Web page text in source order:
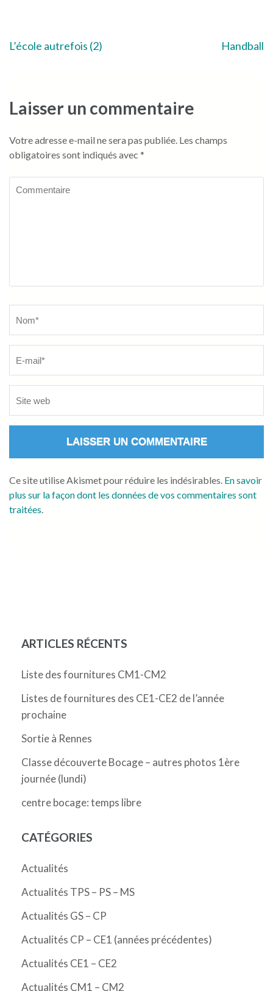
Navigation
l’article
L’école autrefois (2) Handball
Laisser un commentaire
Votre adresse e-mail ne sera pas publiée. Les champs
obligatoires sont indiqués avec *
Ce site utilise Akismet pour réduire les indésirables. En savoir
plus sur la façon dont les données de vos commentaires sont
traitées.
ARTICLES RÉCENTS
Liste des fournitures CM1-CM2
Listes de fournitures des CE1-CE2 de l’année
prochaine
Sortie à Rennes
Classe découverte Bocage – autres photos 1ère
journée (lundi)
centre bocage: temps libre
CATÉGORIES
Actualités
Actualités TPS – PS – MS
Actualités GS – CP
Actualités CP – CE1 (années précédentes)
Actualités CE1 – CE2
Actualités CM1 – CM2